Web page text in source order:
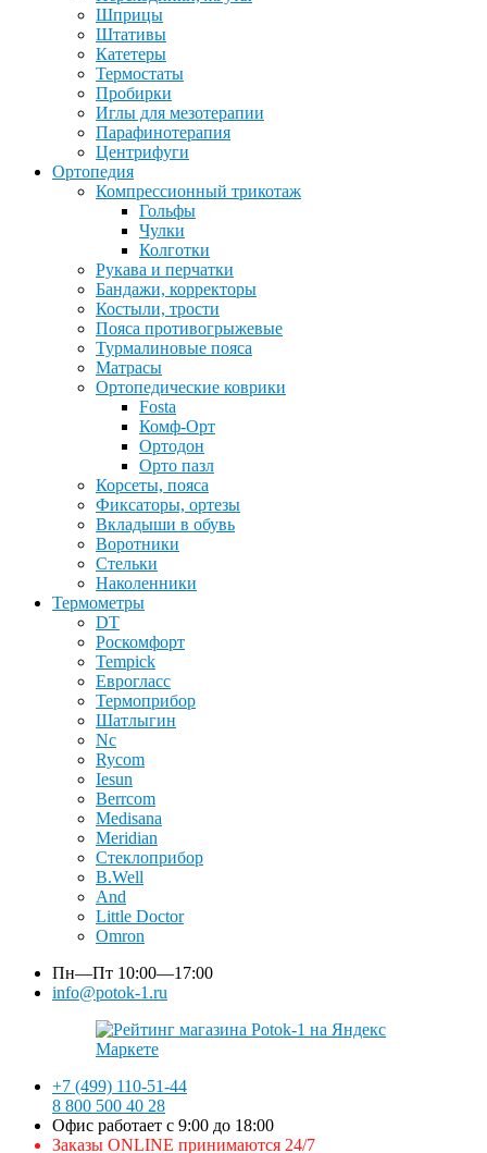
Шприцы
Штативы
Катетеры
Термостаты
Пробирки
Иглы для мезотерапии
Парафинотерапия
Центрифуги
Ортопедия
Компрессионный трикотаж
Гольфы
Чулки
Колготки
Рукава и перчатки
Бандажи, корректоры
Костыли, трости
Пояса противогрыжевые
Турмалиновые пояса
Матрасы
Ортопедические коврики
Fosta
Комф-Орт
Ортодон
Орто пазл
Корсеты, пояса
Фиксаторы, ортезы
Вкладыши в обувь
Воротники
Стельки
Наколенники
Термометры
DT
Роскомфорт
Tempick
Еврогласс
Термоприбор
Шатлыгин
Nc
Rycom
Iesun
Berrcom
Medisana
Meridian
Стеклоприбор
B.Well
And
Little Doctor
Omron
Пн—Пт 10:00—17:00
info@potok-1.ru
+7 (499) 110-51-44
8 800 500 40 28
Офис работает с 9:00 до 18:00
Заказы ONLINE принимаются 24/7